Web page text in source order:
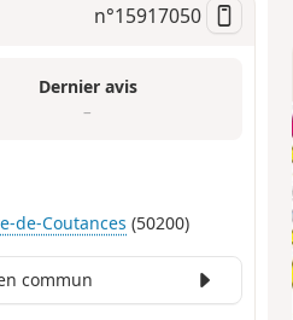
n°15917050
Dernier avis
–
de-Coutances (50200)
commun